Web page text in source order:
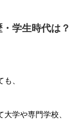
学生時代は？
、
学や専門学校、